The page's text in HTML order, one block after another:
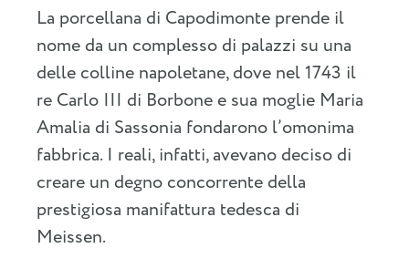
La porcellana di Capodimonte prende il
nome da un complesso di palazzi su una
delle colline napoletane, dove nel 1743 il
re Carlo III di Borbone e sua moglie Maria
Amalia di Sassonia fondarono l’omonima
fabbrica. I reali, infatti, avevano deciso di
creare un degno concorrente della
prestigiosa manifattura tedesca di
Meissen.